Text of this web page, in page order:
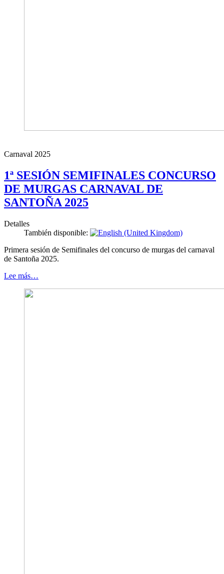
Carnaval 2025
1ª SESIÓN SEMIFINALES CONCURSO
DE MURGAS CARNAVAL DE
SANTOÑA 2025
Detalles
También disponible:
Primera sesión de Semifinales del concurso de murgas del carnaval
de Santoña 2025.
Lee más…